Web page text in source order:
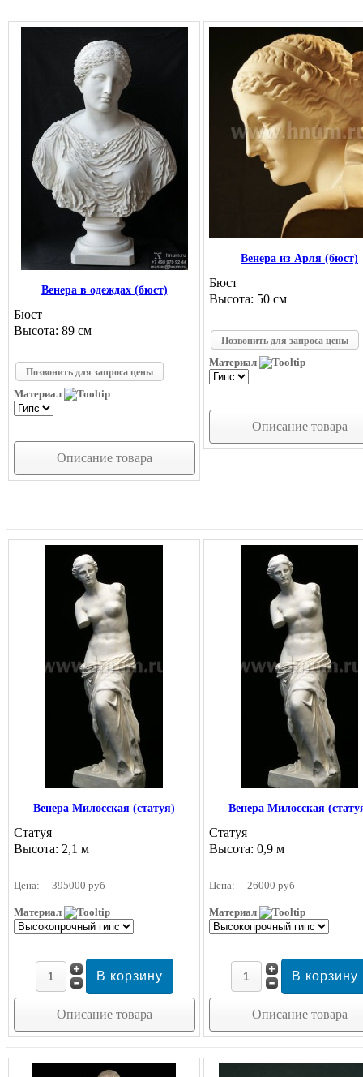
Венера в одеждах (бюст)
Бюст
Высота: 89 см
Позвонить для запроса цены
Материал
Описание товара
Венера из Арля (бюст)
Бюст
Высота: 50 см
Позвонить для запроса цены
Материал
Описание товара
Венера Милосская (статуя)
Статуя
Высота: 2,1 м
Цена: 395000 руб
Материал
Описание товара
Венера Милосская
Статуя
Высота: 0,9 м
Цена: 26000 руб
Материал
Описание товара